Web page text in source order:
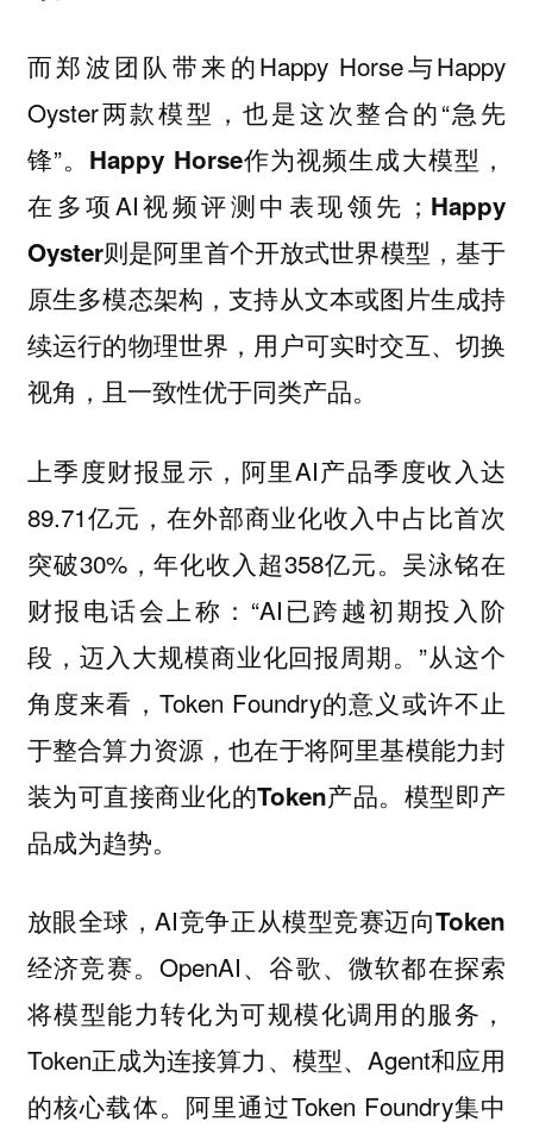
而郑波团队带来的Happy Horse与Happy
Oyster两款模型，也是这次整合的“急先
锋”。 Happy Horse作为视频生成大模型，
在多项AI视频评测中表现领先； Happy
Oyster则是阿里首个开放式世界模型，基于
原生多模态架构，支持从文本或图片生成持
续运行的物理世界，用户可实时交互、切换
视角，且一致性优于同类产品。
上季度财报显示，阿里AI产品季度收入达
89.71亿元，在外部商业化收入中占比首次
突破30%，年化收入超358亿元。吴泳铭在
财报电话会上称：“AI已跨越初期投入阶
段，迈入大规模商业化回报周期。”从这个
角度来看，Token Foundry的意义或许不止
于整合算力资源，也在于将阿里基模能力封
装为可直接商业化的Token产品。模型即产
品成为趋势。
放眼全球，AI竞争正从模型竞赛迈向Token
经济竞赛。OpenAI、谷歌、微软都在探索
将模型能力转化为可规模化调用的服务，
Token正成为连接算力、模型、Agent和应用
的核心载体。阿里通过Token Foundry集中